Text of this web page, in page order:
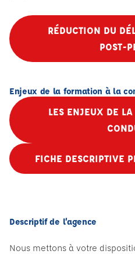
RÉDUCTION DU
POST-
Enjeux de la formation à la
LES ENJEUX DE
FICHE DESCRIPTIVE
Descriptif de l’agence
Nous mettons à votre